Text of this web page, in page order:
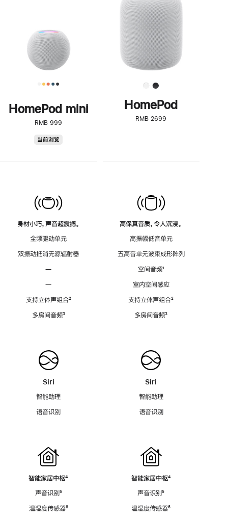
HomePod mini
RMB 999
当前浏览
身材小巧，声音超震撼。
全频驱动单元
双振动抵消无源辐射器
—
—
支持立体声组合脚
²
多房间音频脚
³
Siri
智能助理
语音识别
智能家居中枢脚
⁴
声音识别脚
⁵
温湿度传感器脚
⁶
了
解
HomePod<
HomePod
RMB 2699
高保真音质，令人沉浸。
高振幅低音单元
五高音单元波束成形阵列
空间音频脚
¹
室内空间感应
支持立体声组合脚
²
多房间音频脚
³
Siri
智能助理
语音识别
智能家居中枢脚
⁴
声音识别脚
⁵
温湿度传感器脚
⁶